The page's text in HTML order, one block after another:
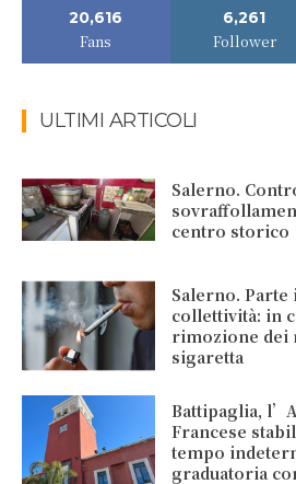
20,616
Fans
6,261
Follower
ULTIMI ARTICOLI
Salerno.
centro storico
Salerno.
collettività: in
rimozione dei
sigaretta
Battipaglia,
Francese
tempo
graduatoria